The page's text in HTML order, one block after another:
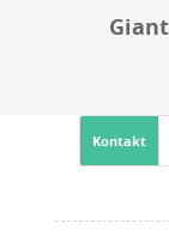
Kontakt